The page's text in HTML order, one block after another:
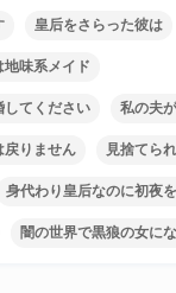
皇后をさらった彼は
味系メイド
してください 私の夫
戻りません 見捨てら
身代わり皇后なのに初夜
闇の世界で黒狼の女に